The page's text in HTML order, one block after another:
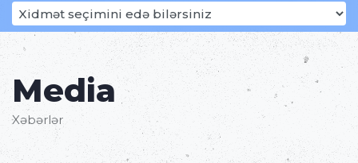
Media
Xəbərlər